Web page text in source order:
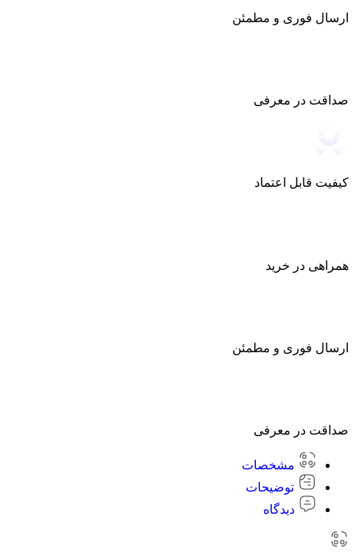
ارسال فوری و مطمئن
صداقت در معرفی
کیفیت قابل اعتماد
همراهی در خرید
ارسال فوری و مطمئن
صداقت در معرفی
مشخصات
توضیحات
دیدگاه